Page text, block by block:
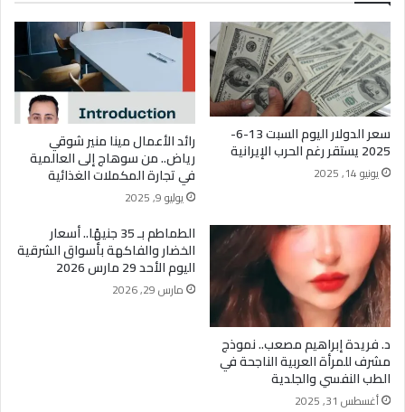
سعر الدولار اليوم السبت 13-6-
2025 يستقر رغم الحرب الإيرانية
يونيو 14, 2025
رائد الأعمال مينا منير شوقي
رياض.. من سوهاج إلى العالمية
في تجارة المكملات الغذائية
يوليو 9, 2025
د. فريدة إبراهيم مصعب.. نموذج
مشرف للمرأة العربية الناجحة في
الطب النفسي والجلدية
أغسطس 31, 2025
الطماطم بـ 35 جنيهًا.. أسعار
الخضار والفاكهة بأسواق الشرقية
اليوم الأحد 29 مارس 2026
مارس 29, 2026